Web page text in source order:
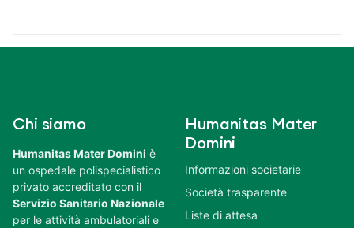
Chi siamo
Humanitas Mater Domini è
un ospedale polispecialistico
privato accreditato con il
Servizio Sanitario Nazionale
per le attività ambulatoriali e
Humanitas Mater
Domini
Informazioni societarie
Società trasparente
Liste di attesa